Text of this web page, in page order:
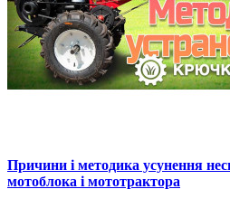
Причини і методика усунення
мотоблока і мототрактора